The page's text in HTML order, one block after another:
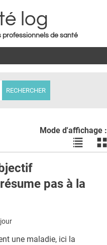
log
professionnels de santé
Mode d'affichage :
Voir
les
liste
les
pas à la
une maladie, ici la